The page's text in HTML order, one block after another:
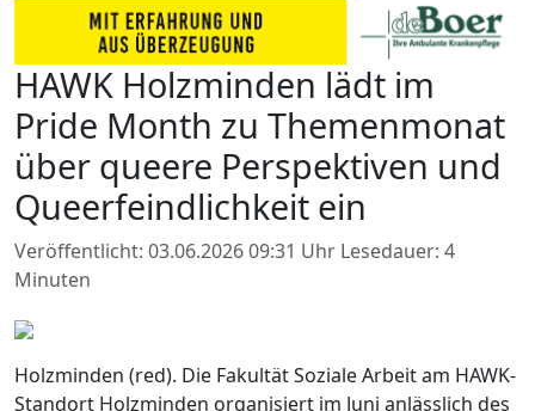
HAWK Holzminden lädt im
Pride Month zu Themenmonat
über queere Perspektiven und
Queerfeindlichkeit ein
Veröffentlicht: 03.06.2026 09:31 Uhr Lesedauer: 4
Minuten
Holzminden (red). Die Fakultät Soziale Arbeit am HAWK-
Standort Holzminden organisiert im Juni anlässlich des